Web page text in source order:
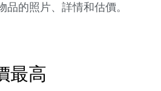
品的照片、詳情和估價。
最高